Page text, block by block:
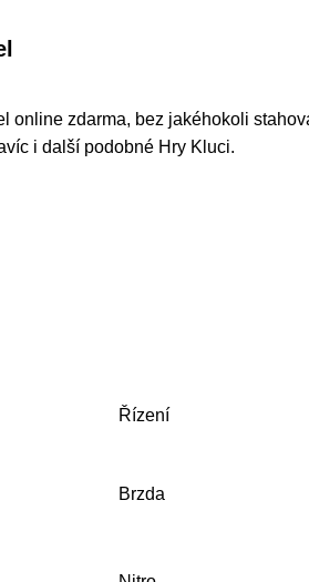
online zdarma, bez jakéhokoli
i další podobné Hry Kluci.
Řízení
Brzda